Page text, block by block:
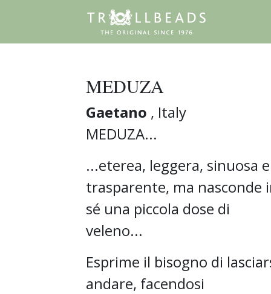
MEDUZA
Gaetano , Italy
MEDUZA...
...eterea, leggera, sinuosa e
trasparente, ma nasconde
sé una piccola dose di
veleno...
Esprime il bisogno di
andare, facendosi